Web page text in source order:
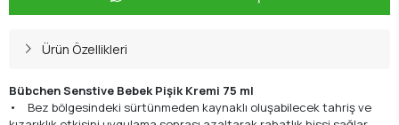
Ürün Özellikleri
Bübchen Senstive Bebek Pişik Kremi 75 ml
• Bez bölgesindeki sürtünmeden kaynaklı oluşabilecek tahriş ve